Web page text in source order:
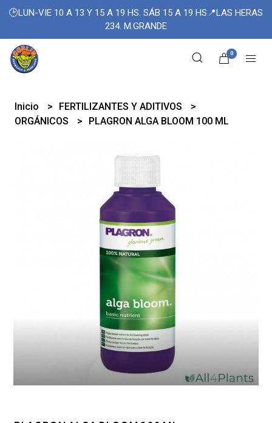
🕑LUN-VIE 10 A 13 Y 15 A 19 HS. SÁB 15 A 19 HS📍LAS HERAS
234. M.GRANDE
0
Inicio
FERTILIZANTES Y ADITIVOS
ORGÁNICOS
PLAGRON ALGA BLOOM 100 ML